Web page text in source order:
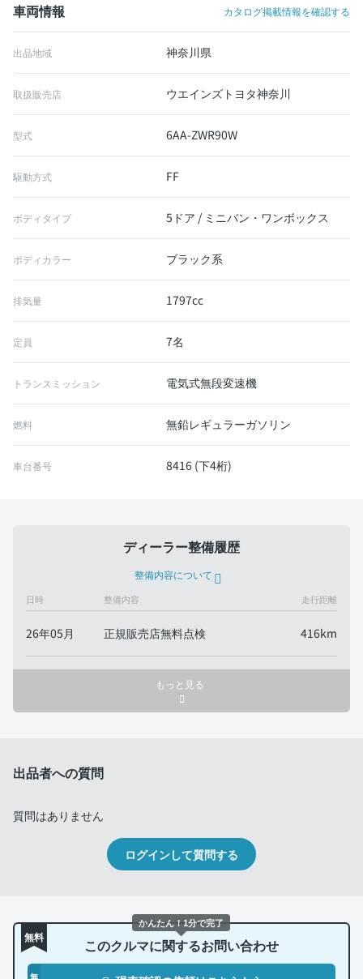
車両情報 カタログ掲載情報を確認する
出品地域 神奈川県
取扱販売店 ウエインズトヨタ神奈川
型式 6AA-ZWR90W
駆動方式 FF
ボディタイプ 5ドア / ミニバン・ワンボックス
ボディカラー ブラック系
排気量 1797cc
定員 7名
トランスミッション 電気式無段変速機
燃料 無鉛レギュラーガソリン
車台番号 8416 (下4桁)
ディーラー整備履歴
整備内容について
日時 整備内容 走行距離
26年05月 正規販売店無料点検 416km
もっと見る
出品者への質問
質問はありません
ログインして質問する
無料 このクルマに関するお問い合わせ
無
かんたん！1分で完了